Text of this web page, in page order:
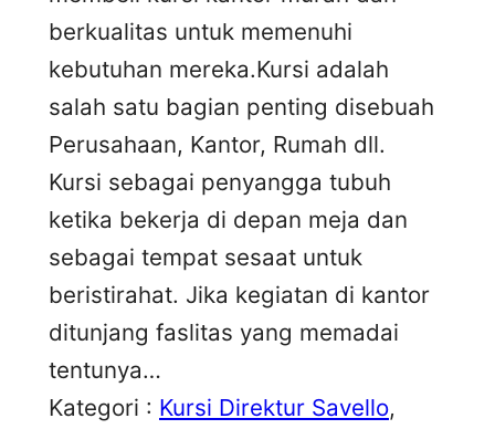
berkualitas untuk memenuhi
kebutuhan mereka.Kursi adalah
salah satu bagian penting disebuah
Perusahaan, Kantor, Rumah dll.
Kursi sebagai penyangga tubuh
ketika bekerja di depan meja dan
sebagai tempat sesaat untuk
beristirahat. Jika kegiatan di kantor
ditunjang faslitas yang memadai
tentunya…
Kategori : Kursi Direktur Savello